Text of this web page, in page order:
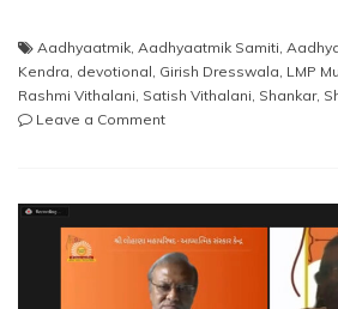
Aadhyaatmik, Aadhyaatmik Samiti,
Kendra, devotional, Girish Dresswala, LMP
Rashmi Vithalani, Satish Vithalani, Shankar,
Leave a Commenton
સંસ્કાર
કેન્દ્ર
તથા